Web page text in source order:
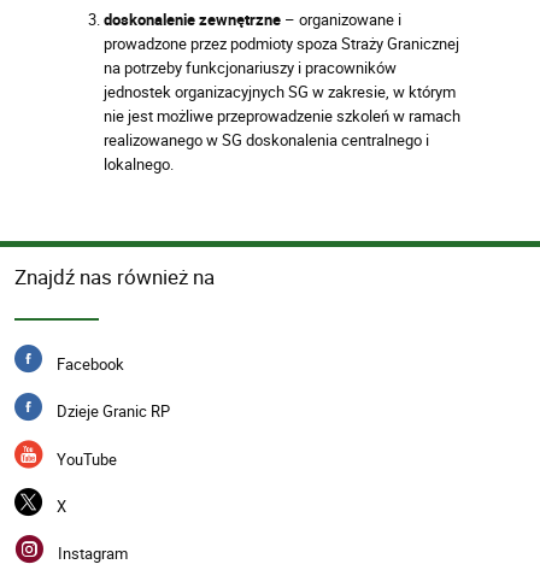
doskonalenie zewnętrzne – organizowane i
prowadzone przez podmioty spoza Straży Granicznej
na potrzeby funkcjonariuszy i pracowników
jednostek organizacyjnych SG w zakresie, w którym
nie jest możliwe przeprowadzenie szkoleń w ramach
realizowanego w SG doskonalenia centralnego i
lokalnego.
Znajdź nas również na
Facebook
Dzieje Granic RP
YouTube
X
Instagram